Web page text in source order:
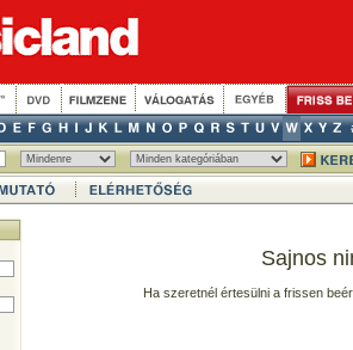
Sajnos
Ha szeretnél értesülni a frissen